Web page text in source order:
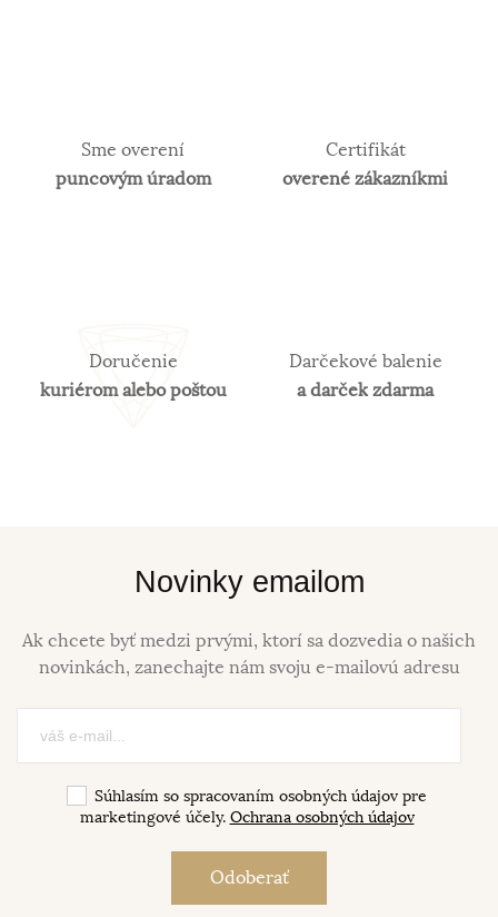
Sme overení
puncovým úradom
Certifikát
overené zákazníkmi
Doručenie
kuriérom alebo poštou
Darčekové balenie
a darček zdarma
Novinky emailom
Ak chcete byť medzi prvými, ktorí sa dozvedia o našich
novinkách, zanechajte nám svoju e-mailovú adresu
Súhlasím so spracovaním osobných údajov pre
marketingové účely. Ochrana osobných údajov